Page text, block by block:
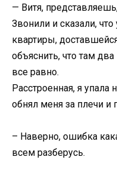
— Витя,
Звонили и сказали,
квартиры,
объяснить, что там
все равно.
Расстроенная, я
обнял меня за плечи и
– Наверно, ошибка
всем разберусь.